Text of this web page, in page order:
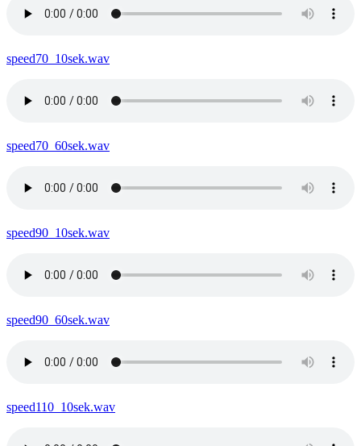
speed70_10sek.wav
speed70_60sek.wav
speed90_10sek.wav
speed90_60sek.wav
speed110_10sek.wav